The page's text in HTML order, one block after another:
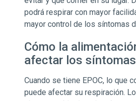
podrá respirar con mayor
mayor control de los síntomas
Cómo la
afectar los síntomas
Cuando se tiene EPOC, lo que
puede afectar su respiración.